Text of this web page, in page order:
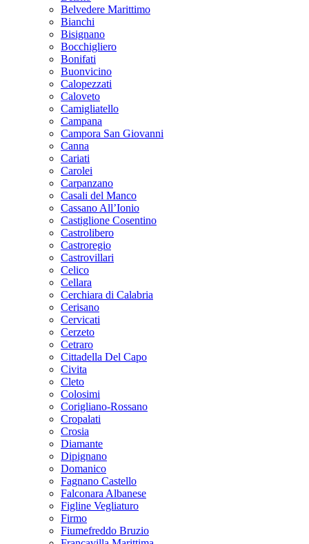
Belvedere Marittimo
Bianchi
Bisignano
Bocchigliero
Bonifati
Buonvicino
Calopezzati
Caloveto
Camigliatello
Campana
Campora San Giovanni
Canna
Cariati
Carolei
Carpanzano
Casali del Manco
Cassano All’Ionio
Castiglione Cosentino
Castrolibero
Castroregio
Castrovillari
Celico
Cellara
Cerchiara di Calabria
Cerisano
Cervicati
Cerzeto
Cetraro
Cittadella Del Capo
Civita
Cleto
Colosimi
Corigliano-Rossano
Cropalati
Crosia
Diamante
Dipignano
Domanico
Fagnano Castello
Falconara Albanese
Figline Vegliaturo
Firmo
Fiumefreddo Bruzio